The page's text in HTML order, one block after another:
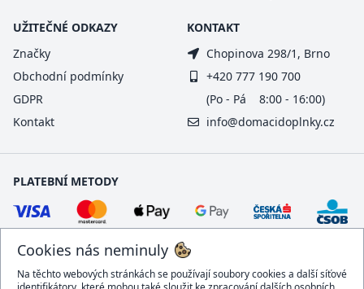
Cookies nás neminuly
Na těchto webových stránkách se používají soubory cookies a další síťové
UŽITEČNÉ ODKAZY
Značky
Obchodní podmínky
GDPR
Kontakt
KONTAKT
Chopinova 298/1, Brno
+420 777 190 700
(Po - Pá 8:00 - 16:00)
info@domacidoplnky.cz
PLATEBNÍ METODY